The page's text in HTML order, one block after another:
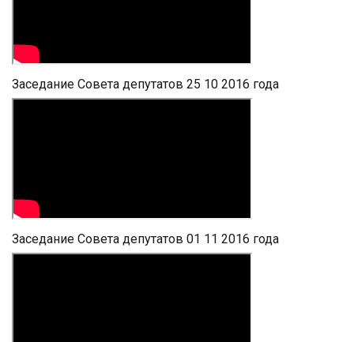
Заседание Совета депутатов 25 10 2016 года
Заседание Совета депутатов 01 11 2016 года